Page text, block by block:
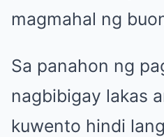
magmahal ng
Sa panahon ng
nagbibigay lakas
kuwento hindi